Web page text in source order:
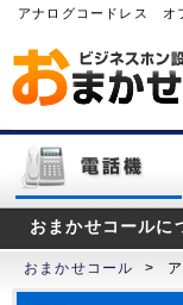
アナログコードレス オ
おまかせコールに
おまかせコール >